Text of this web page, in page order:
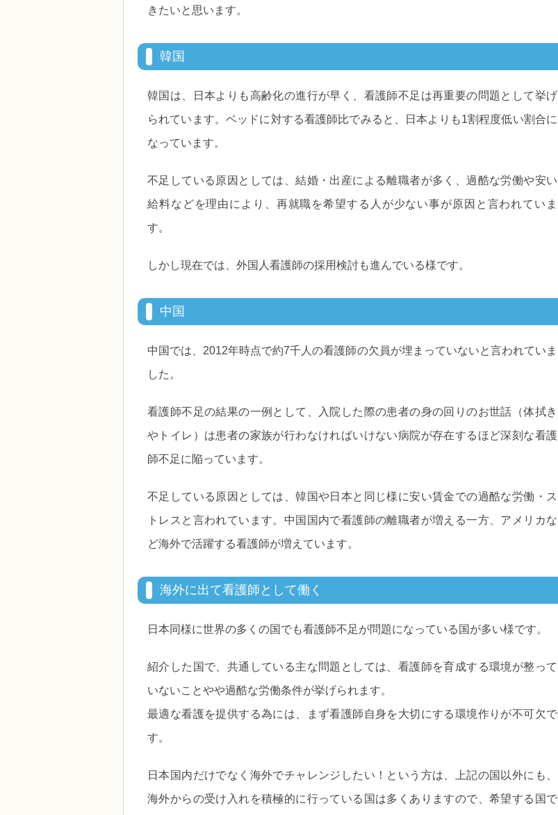
きたいと思います。
韓国
韓国は、日本よりも高齢化の進行が早く、看護師不足は再重要の問題として挙げ
られています。ベッドに対する看護師比でみると、日本よりも1割程度低い割合に
なっています。
不足している原因としては、結婚・出産による離職者が多く、過酷な労働や安い
給料などを理由により、再就職を希望する人が少ない事が原因と言われていま
す。
しかし現在では、外国人看護師の採用検討も進んでいる様です。
中国
中国では、2012年時点で約7千人の看護師の欠員が埋まっていないと言われていま
した。
看護師不足の結果の一例として、入院した際の患者の身の回りのお世話（体拭き
やトイレ）は患者の家族が行わなければいけない病院が存在するほど深刻な看護
師不足に陥っています。
不足している原因としては、韓国や日本と同じ様に安い賃金での過酷な労働・ス
トレスと言われています。中国国内で看護師の離職者が増える一方、アメリカな
ど海外で活躍する看護師が増えています。
海外に出て看護師として働く
日本同様に世界の多くの国でも看護師不足が問題になっている国が多い様です。
紹介した国で、共通している主な問題としては、看護師を育成する環境が整って
いないことやや過酷な労働条件が挙げられます。
最適な看護を提供する為には、まず看護師自身を大切にする環境作りが不可欠で
す。
日本国内だけでなく海外でチャレンジしたい！という方は、上記の国以外にも、
海外からの受け入れを積極的に行っている国は多くありますので、希望する国で